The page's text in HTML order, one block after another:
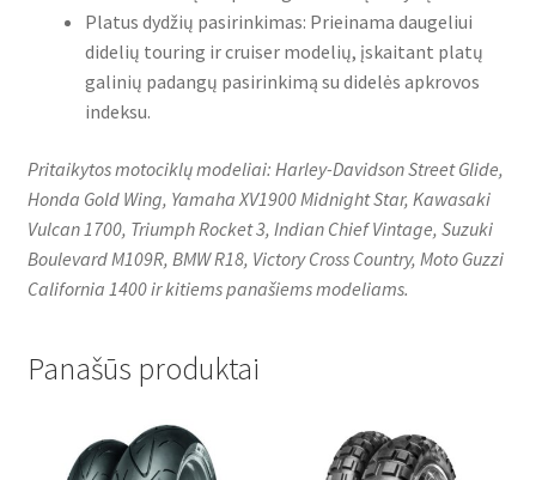
Platus dydžių pasirinkimas: Prieinama daugeliui
didelių touring ir cruiser modelių, įskaitant platų
galinių padangų pasirinkimą su didelės apkrovos
indeksu.
Pritaikytos motociklų modeliai: Harley-Davidson Street Glide,
Honda Gold Wing, Yamaha XV1900 Midnight Star, Kawasaki
Vulcan 1700, Triumph Rocket 3, Indian Chief Vintage, Suzuki
Boulevard M109R, BMW R18, Victory Cross Country, Moto Guzzi
California 1400 ir kitiems panašiems modeliams.
Panašūs produktai